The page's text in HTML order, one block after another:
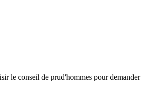
le conseil de prud'hommes pour